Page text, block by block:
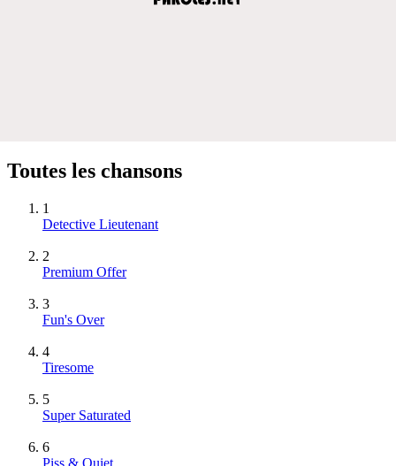
Toutes les chansons
1
Detective Lieutenant
2
Premium Offer
3
Fun's Over
4
Tiresome
5
Super Saturated
6
Piss & Quiet